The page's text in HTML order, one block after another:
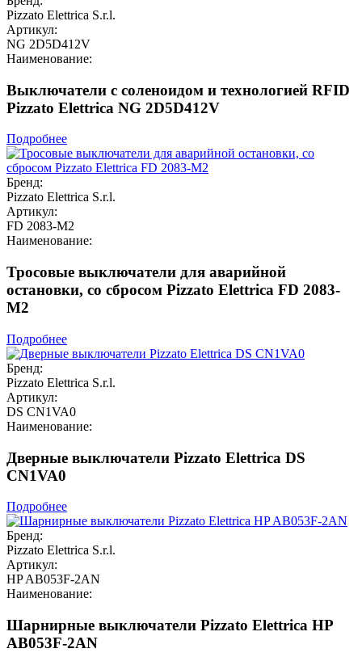
Pizzato Elettrica S.r.l.
Артикул:
NG 2D5D412V
Наименование:
Выключатели с соленоидом и технологией RFID
Pizzato Elettrica NG 2D5D412V
Подробнее
Бренд:
Pizzato Elettrica S.r.l.
Артикул:
FD 2083-M2
Наименование:
Тросовые выключатели для аварийной
остановки, со сбросом Pizzato Elettrica FD 2083-
M2
Подробнее
Бренд:
Pizzato Elettrica S.r.l.
Артикул:
DS CN1VA0
Наименование:
Дверные выключатели Pizzato Elettrica DS
CN1VA0
Подробнее
Бренд:
Pizzato Elettrica S.r.l.
Артикул:
HP AB053F-2AN
Наименование:
Шарнирные выключатели Pizzato Elettrica HP
AB053F-2AN